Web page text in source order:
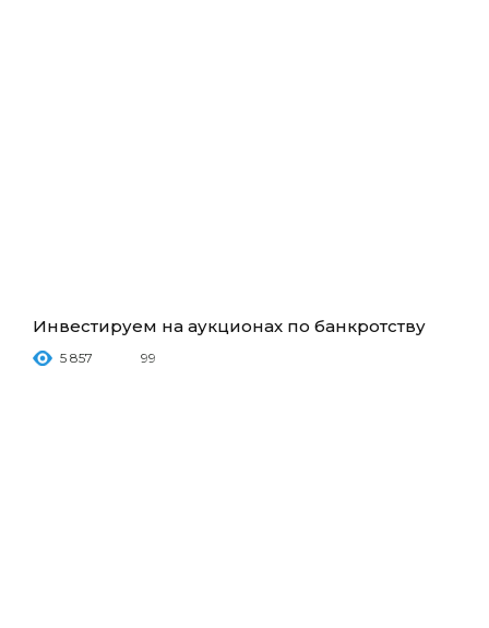
Инвестируем на аукционах по банкротству
5 857 99